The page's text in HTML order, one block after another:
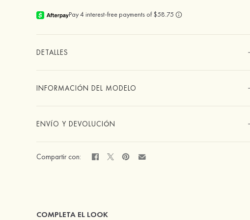
DETALLES
INFORMACIÓN DEL MODELO
ENVÍO Y DEVOLUCIÓN
Compartir con:
COMPLETA EL LOOK